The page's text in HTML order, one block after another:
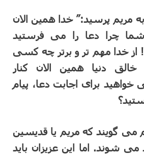
به مریم پرسید:” خدا همین الان
چرا دعا را می فرستید
از خدا مهم تر و برتر چه کسی
دنیا همین الان کنار
برای اجابت دعا، پیام
می گویند که مریم یا قدیسین
می شوند. اما این عزیزان باید